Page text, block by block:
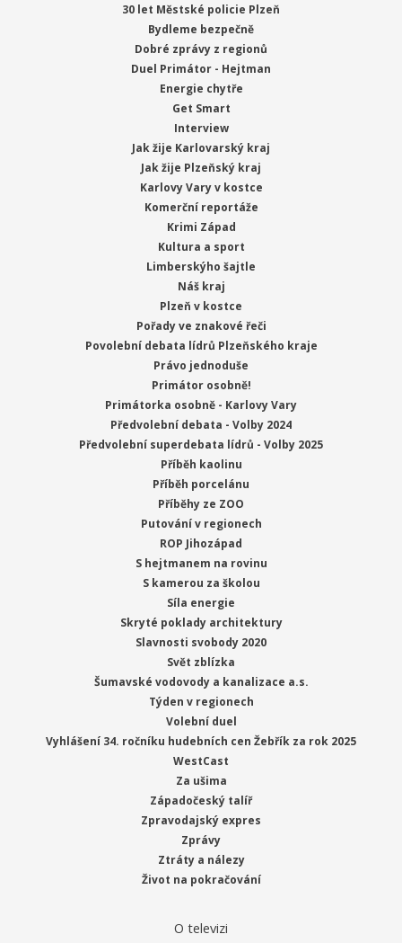
30 let Městské policie Plzeň
Bydleme bezpečně
Dobré zprávy z regionů
Duel Primátor - Hejtman
Energie chytře
Get Smart
Interview
Jak žije Karlovarský kraj
Jak žije Plzeňský kraj
Karlovy Vary v kostce
Komerční reportáže
Krimi Západ
Kultura a sport
Limberskýho šajtle
Náš kraj
Plzeň v kostce
Pořady ve znakové řeči
Povolební debata lídrů Plzeňského kraje
Právo jednoduše
Primátor osobně!
Primátorka osobně - Karlovy Vary
Předvolební debata - Volby 2024
Předvolební superdebata lídrů - Volby 2025
Příběh kaolinu
Příběh porcelánu
Příběhy ze ZOO
Putování v regionech
ROP Jihozápad
S hejtmanem na rovinu
S kamerou za školou
Síla energie
Skryté poklady architektury
Slavnosti svobody 2020
Svět zblízka
Šumavské vodovody a kanalizace a.s.
Týden v regionech
Volební duel
Vyhlášení 34. ročníku hudebních cen Žebřík za rok 2025
WestCast
Za ušima
Západočeský talíř
Zpravodajský expres
Zprávy
Ztráty a nálezy
Život na pokračování
O televizi